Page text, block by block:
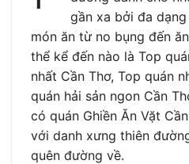
gần xa bởi đa
món ăn từ no bụng đến
thể kể đến nào là Top
nhất Cần Thơ, Top quán
quán hải sản ngon Cần
có quán Ghiền Ăn Vặt
với danh xưng thiên
quên đường về.